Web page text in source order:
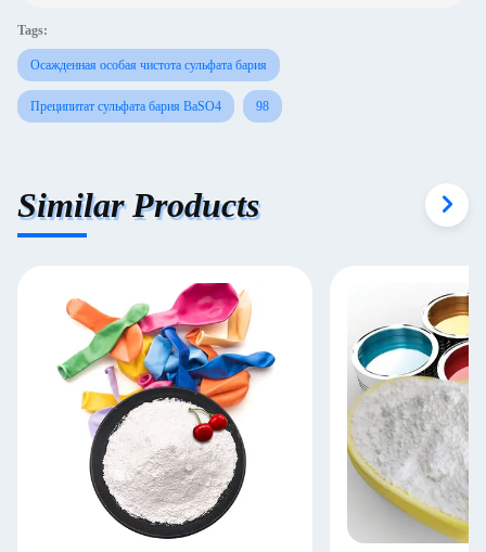
Tags:
Осажденная особая чистота сульфата бария
Преципитат сульфата бария BaSO4 98
Similar Products